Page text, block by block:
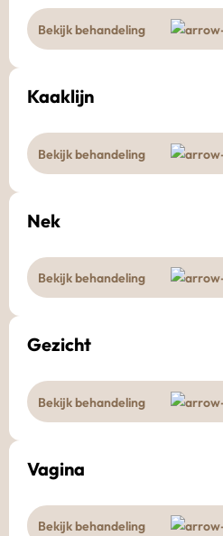
Bekijk behandeling
Kaaklijn
Bekijk behandeling
Nek
Bekijk behandeling
Gezicht
Bekijk behandeling
Vagina
Bekijk behandeling